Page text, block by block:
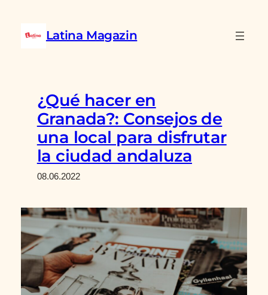
contenido Latina Magazin
¿Qué hacer en
Granada?: Consejos de
una local para disfrutar
la ciudad andaluza
08.06.2022